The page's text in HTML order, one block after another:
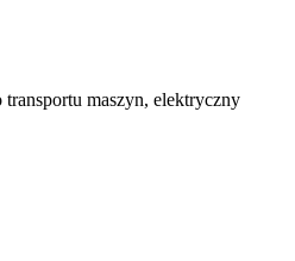
maszyn, elektryczny